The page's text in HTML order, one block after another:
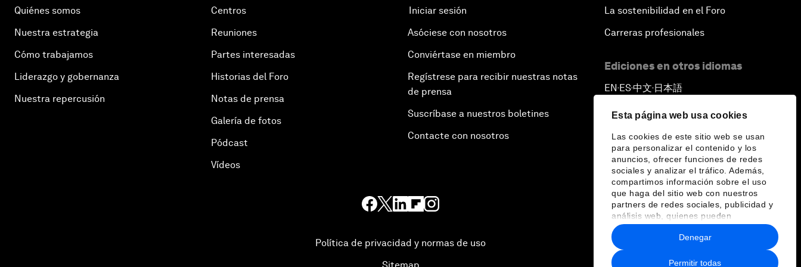
Esta página web usa cookies
Las cookies de este sitio web se usan
para personalizar el contenido y los
anuncios, ofrecer funciones de redes
sociales y analizar el tráfico. Además,
compartimos información sobre el uso
que haga del sitio web con nuestros
partners de redes sociales, publicidad y
análisis web, quienes pueden
combinarla con otra información que les
haya proporcionado o que hayan
recopilado a partir del uso que haya
hecho de sus servicios.
Permitir todas
Denegar
Quiénes somos
Nuestra estrategia
Cómo trabajamos
Liderazgo y gobernanza
Nuestra repercusión
Centros
Reuniones
Partes interesadas
Historias del Foro
Notas de prensa
Galería de fotos
Pódcast
Vídeos
Iniciar sesión
Asóciese con nosotros
Conviértase en miembro
Regístrese para recibir nuestras notas
de prensa
Suscríbase a nuestros boletines
Contacte con nosotros
La sostenibilidad en el Foro
Carreras profesionales
Ediciones en otros idiomas
EN ▪ ES▪中文▪ 日本語
Política de privacidad y normas de uso